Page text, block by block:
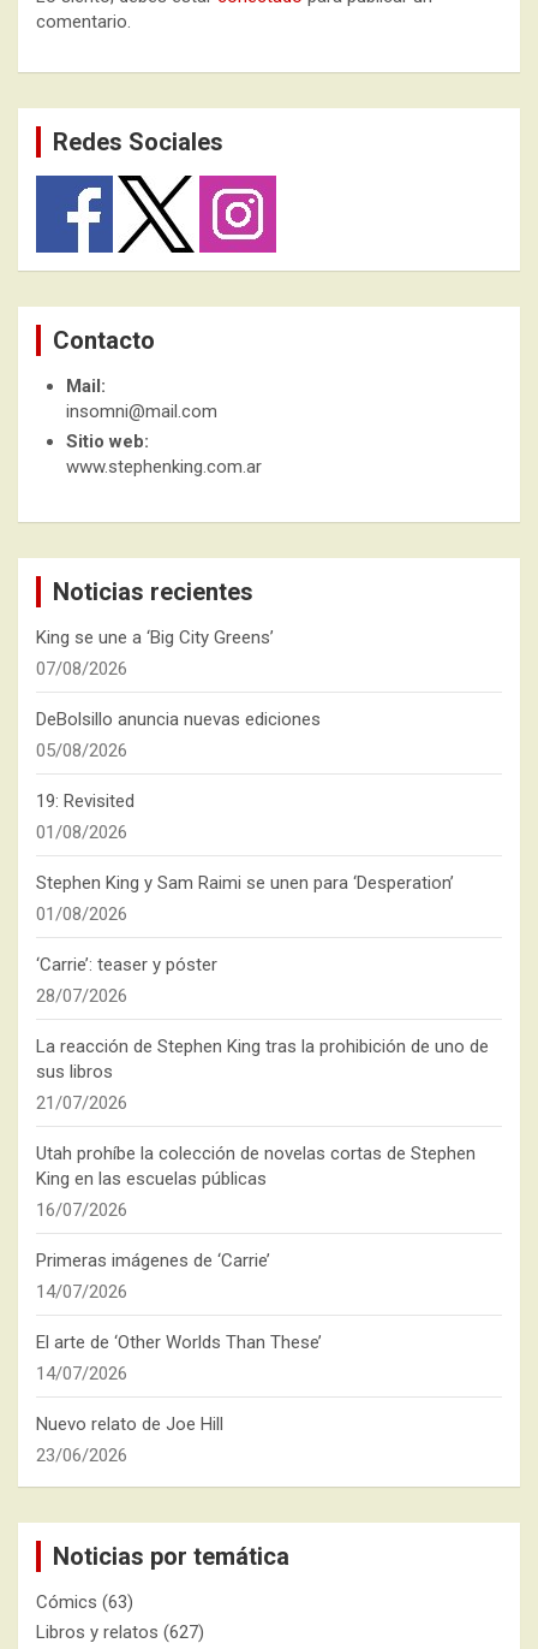
comentario.
Redes Sociales
Contacto
Mail:
insomni@mail.com
Sitio web:
www.stephenking.com.ar
Noticias recientes
King se une a ‘Big City Greens’
07/08/2026
DeBolsillo anuncia nuevas ediciones
05/08/2026
19: Revisited
01/08/2026
Stephen King y Sam Raimi se unen para ‘Desperation’
01/08/2026
‘Carrie’: teaser y póster
28/07/2026
La reacción de Stephen King tras la prohibición de uno de
sus libros
21/07/2026
Utah prohíbe la colección de novelas cortas de Stephen
King en las escuelas públicas
16/07/2026
Primeras imágenes de ‘Carrie’
14/07/2026
El arte de ‘Other Worlds Than These’
14/07/2026
Nuevo relato de Joe Hill
23/06/2026
Noticias por temática
Cómics (63)
Libros y relatos (627)